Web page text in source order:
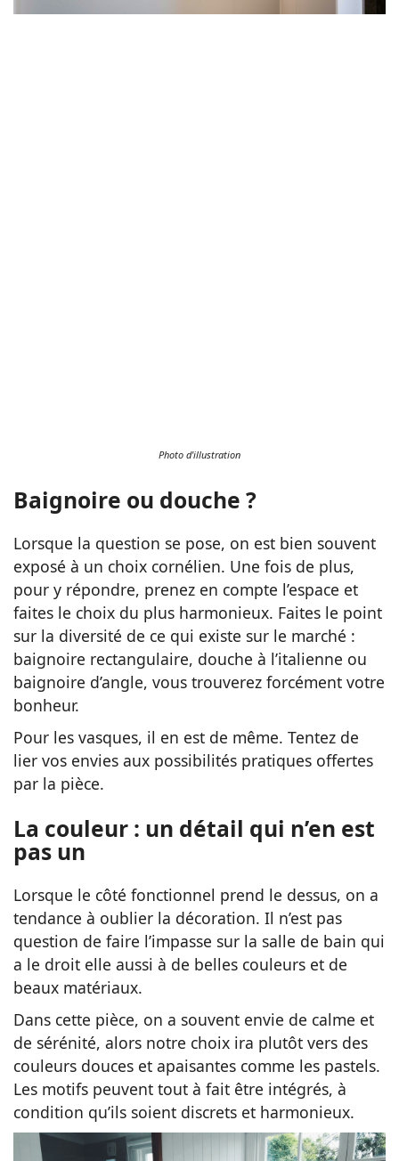
Photo d'illustration
Baignoire ou douche ?
Lorsque la question se pose, on est bien souvent
exposé à un choix cornélien. Une fois de plus,
pour y répondre, prenez en compte l’espace et
faites le choix du plus harmonieux. Faites le point
sur la diversité de ce qui existe sur le marché :
baignoire rectangulaire, douche à l’italienne ou
baignoire d’angle, vous trouverez forcément votre
bonheur.
Pour les vasques, il en est de même. Tentez de
lier vos envies aux possibilités pratiques offertes
par la pièce.
La couleur : un détail qui n’en est
pas un
Lorsque le côté fonctionnel prend le dessus, on a
tendance à oublier la décoration. Il n’est pas
question de faire l’impasse sur la salle de bain qui
a le droit elle aussi à de belles couleurs et de
beaux matériaux.
Dans cette pièce, on a souvent envie de calme et
de sérénité, alors notre choix ira plutôt vers des
couleurs douces et apaisantes comme les pastels.
Les motifs peuvent tout à fait être intégrés, à
condition qu’ils soient discrets et harmonieux.